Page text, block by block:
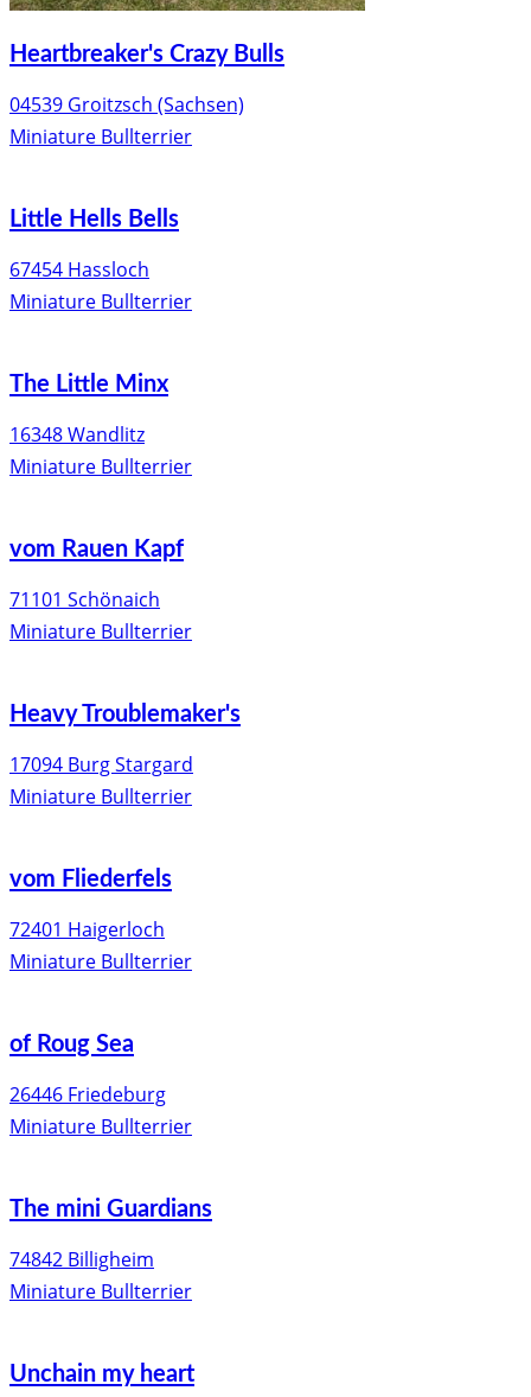
Heartbreaker's Crazy Bulls
04539 Groitzsch (Sachsen)
Miniature Bullterrier
Little Hells Bells
67454 Hassloch
Miniature Bullterrier
The Little Minx
16348 Wandlitz
Miniature Bullterrier
vom Rauen Kapf
71101 Schönaich
Miniature Bullterrier
Heavy Troublemaker's
17094 Burg Stargard
Miniature Bullterrier
vom Fliederfels
72401 Haigerloch
Miniature Bullterrier
of Roug Sea
26446 Friedeburg
Miniature Bullterrier
The mini Guardians
74842 Billigheim
Miniature Bullterrier
Unchain my heart